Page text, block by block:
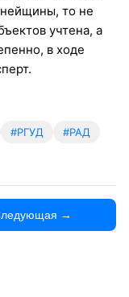
то не
учтена, а
в ходе
#РГУД
#РАД
→